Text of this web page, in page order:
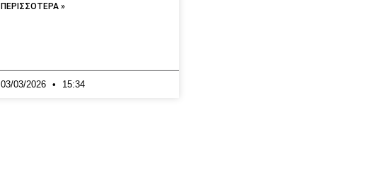
ΠΕΡΙΣΣΟΤΕΡΑ »
03/03/2026 15:34